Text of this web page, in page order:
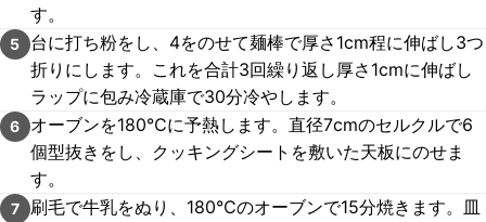
す。
5
台に打ち粉をし、4をのせて麺棒で厚さ1cm程に伸ばし3つ
折りにします。これを合計3回繰り返し厚さ1cmに伸ばし
ラップに包み冷蔵庫で30分冷やします。
6
オーブンを180℃に予熱します。直径7cmのセルクルで6
個型抜きをし、クッキングシートを敷いた天板にのせま
す。
7
刷毛で牛乳をぬり、180℃のオーブンで15分焼きます。皿